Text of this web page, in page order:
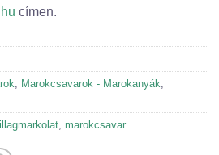
címen.
, Marokcsavarok - Marokanyák,
, marokcsavar